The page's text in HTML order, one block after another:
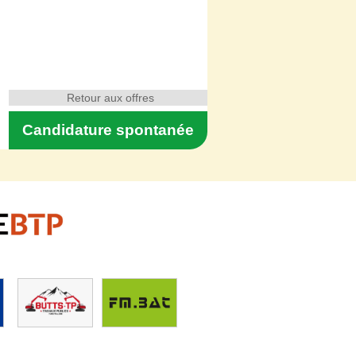
Candidature spontanée
Retour aux offres